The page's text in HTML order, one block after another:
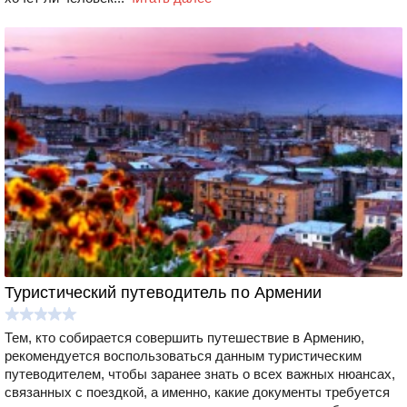
Туристический путеводитель по Армении
Тем, кто собирается совершить путешествие в Армению,
рекомендуется воспользоваться данным туристическим
путеводителем, чтобы заранее знать о всех важных нюансах,
связанных с поездкой, а именно, какие документы требуется